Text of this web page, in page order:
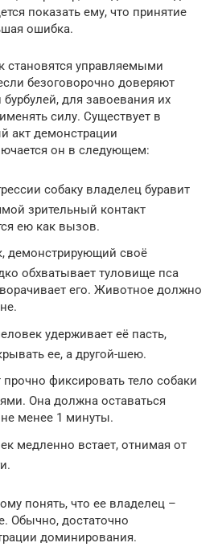
показать ему, что принятие
ошибка.
становятся управляемыми
безоговорочно доверяют
для завоевания их
силу. Существует в
акт демонстрации
он в следующем:
собаку владелец буравит
зрительный контакт
ею как вызов.
демонстрирующий своё
обхватывает туловище пса
его. Животное должно
удерживает её пасть,
ее, а другой-шею.
прочно фиксировать тело собаки
Она должна оставаться
менее 1 минуты.
медленно встает, отнимая от
понять, что ее владелец –
Обычно, достаточно
доминирования.